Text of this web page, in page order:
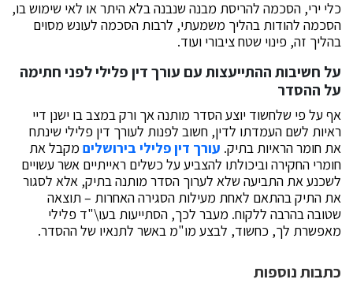
כלי ירי, הסכמה להריסת מבנה שנבנה בלא היתר או לאי שימוש בו,
הסכמה להודות בהליך משמעתי, לרבות הסכמה לעונש מסוים
בהליך זה, פינוי שטח ציבורי ועוד.
על חשיבות ההתייעצות עם עורך דין פלילי לפני חתימה
על ההסדר
אף על פי שלחשוד יוצע הסדר מותנה אך ורק במצב בו ישנן דיי
ראיות לשם העמדתו לדין, חשוב לפנות לעורך דין פלילי שינתח
את חומר הראיות בתיק. עורך דין פלילי בירושליםמקבל את
חומרי החקירה וביכולתו להצביע על כשלים ראייתיים אשר עשויים
לשכנע את התביעה שלא לערוך הסדר מותנה בתיק, אלא לסגור
את התיק בהתאם לאחת מעילות הסגירה האחרות – תוצאה
שטובה בהרבה ללקוח. מעבר לכך, הסתייעות בעו\"ד פלילי
מאפשרת לך, כחשוד, לבצע מו"מ באשר לתנאיו של ההסדר.
כתבות נוספות